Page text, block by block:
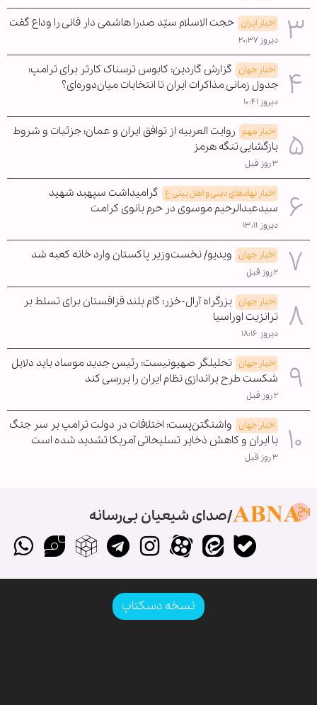
اخبار ایران حجت الاسلام سیّد صدرا هاشمی دار فانی را وداع گفت
دیروز ۲۰:۳۷
اخبار جهان گزارش گاردین: کابوس ترسناک کارتر برای ترامپ؛
جدول زمانی مذاکرات ایران تا انتخابات میان‌دوره‌ای؟
دیروز ۱۰:۴۱
اخبار مهم روایت العربیه از توافق ایران و عمان؛ جزئیات و شروط
بازگشایی تنگه هرمز
۳ روز قبل
اخبار نهادهای دینی و اهل بیتی ع گرامیداشت سپهبد شهید
سیدعبدالرحیم موسوی در حرم بانوی کرامت
دیروز ۱۳:۱۱
اخبار جهان ویدیو/ نخست‌وزیر پاکستان وارد خانه کعبه شد
۲ روز قبل
اخبار جهان بزرگراه آرال-خزر؛ گام بلند قزاقستان برای تسلط بر
ترانزیت اوراسیا
دیروز ۱۸:۱۶
اخبار جهان تحلیلگر صهیونیست: رئیس جدید موساد باید دلایل
شکست طرح براندازی نظام ایران را بررسی کند
۲ روز قبل
اخبار جهان واشنگتن‌پست: اختلافات در دولت ترامپ بر سر جنگ
با ایران و کاهش ذخایر تسلیحاتی آمریکا تشدید شده است
۳ روز قبل
صدای شیعیان بی‌رسانه
نسخه دسکتاپ